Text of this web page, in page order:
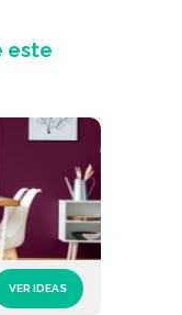
este
VER IDEAS